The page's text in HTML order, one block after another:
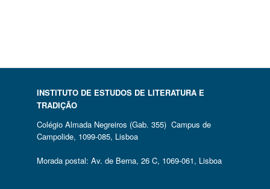
INSTITUTO DE ESTUDOS DE LITERATURA E
TRADIÇÃO
Colégio Almada Negreiros (Gab. 355) Campus de
Campolide, 1099-085, Lisboa
Morada postal: Av. de Berna, 26 C, 1069-061, Lisboa